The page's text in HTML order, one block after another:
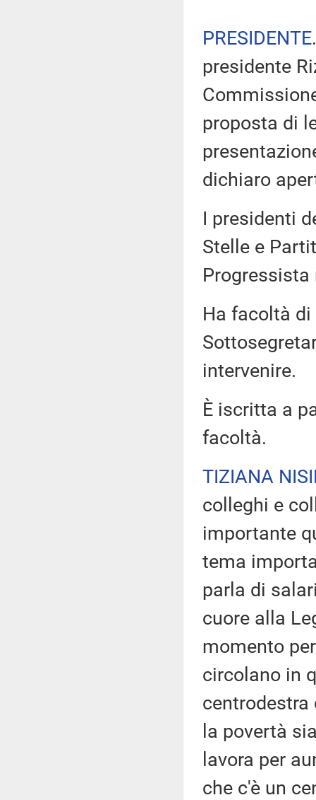
PRESIDENTE
presidente
proposta di
dichiaro
I presidenti
Stelle e
Ha facoltà di
intervenire.
È iscritta a
facoltà.
TIZIANA
colleghi e
importante
tema
parla di
cuore alla
momento
circolano in
centrodestra
la povertà
lavora per
che c'è un